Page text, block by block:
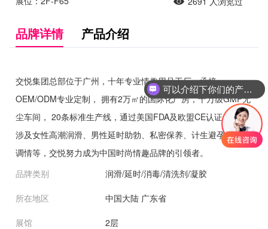
品牌详情 产品介绍
交悦集团总部位于广州，十年专业情趣用品工厂，承接
OEM/ODM专业定制， 拥有2万㎡的国际化厂房，十万级GMP无
尘车间， 20条标准生产线，通过美国FDA及欧盟CE认证。 产品
涉及女性高潮润滑、男性延时助勃、私密保养、计生避孕、情趣
调情等，交悦努力成为中国时尚情趣品牌的引领者。
品牌类别
润滑/延时/消毒/清洗剂/凝胶
所在地区 中国大陆 广东省
展馆 2层
可以介绍下你们的产品么